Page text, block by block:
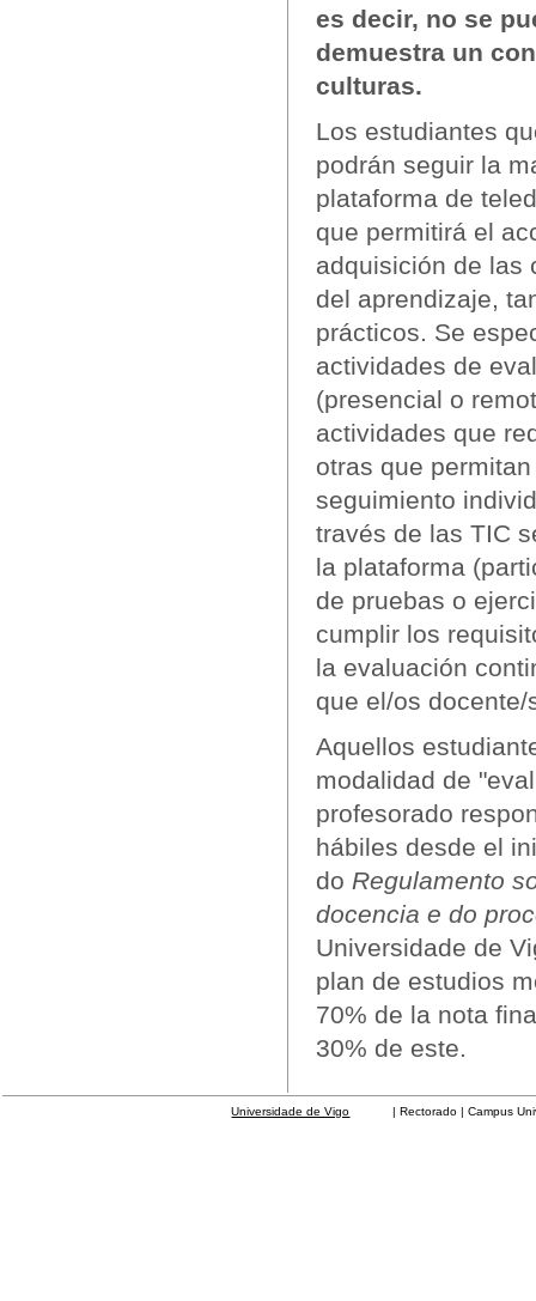
es decir, no se
demuestra un
culturas.
Los estudiantes
podrán seguir la
plataforma de
que permitirá el
adquisición de las
del aprendizaje,
prácticos. Se
actividades de
(presencial o
actividades que
otras que
seguimiento
través de las TIC
la plataforma
de pruebas o
cumplir los
la evaluación
que el/os
Aquellos
modalidad de
profesorado
hábiles desde el
do Regulamento
docencia e do
Universidade de
plan de estudios
70% de la nota
30% de este.
Universidade de Vigo | Rectorado | Campus